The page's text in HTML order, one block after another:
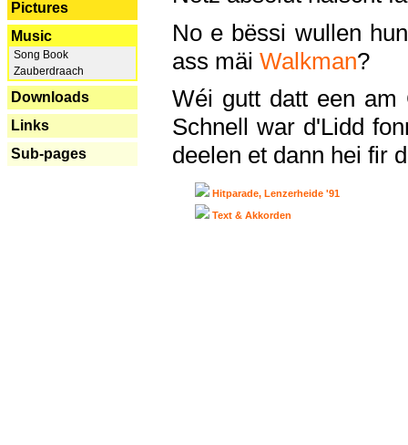
Pictures
Music
Song Book
Zauberdraach
Downloads
Links
Sub-pages
No e bëssi wullen
ass mäi Walkman?
Wéi gutt datt een am
Schnell war d'Lidd
deelen et dann hei fir
Hitparade, Lenzerheide '91
Text & Akkorden